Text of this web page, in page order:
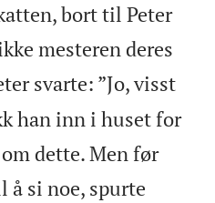
bort til Peter
mesteren deres
svarte: ”Jo, visst
han inn i huset for
om dette. Men før
å si noe, spurte